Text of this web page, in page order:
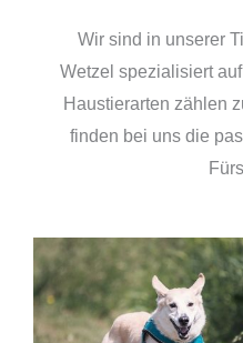
Wir sind in unserer
Wetzel spezialisiert
Haustierarten zählen
finden bei uns die